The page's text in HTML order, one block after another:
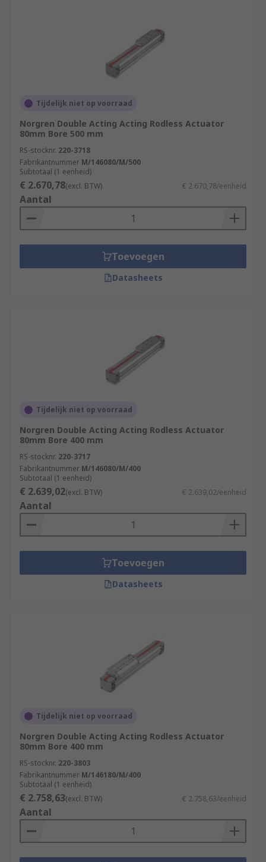
Tijdelijk niet op voorraad
Norgren Double Acting Acting Rodless Actuator
80mm Bore 500 mm
RS-stocknr. 220-3718
Fabrikantnummer M/146080/M/500
Subtotaal (1 eenheid)
€ 2.670,78(excl. BTW) € 2.670,78/eenheid
Aantal
Toevoegen
Datasheets
Tijdelijk niet op voorraad
Norgren Double Acting Acting Rodless Actuator
80mm Bore 400 mm
RS-stocknr. 220-3717
Fabrikantnummer M/146080/M/400
Subtotaal (1 eenheid)
€ 2.639,02(excl. BTW) € 2.639,02/eenheid
Aantal
Toevoegen
Datasheets
Tijdelijk niet op voorraad
Norgren Double Acting Acting Rodless Actuator
80mm Bore 400 mm
RS-stocknr. 220-3803
Fabrikantnummer M/146180/M/400
Subtotaal (1 eenheid)
€ 2.758,63(excl. BTW) € 2.758,63/eenheid
Aantal